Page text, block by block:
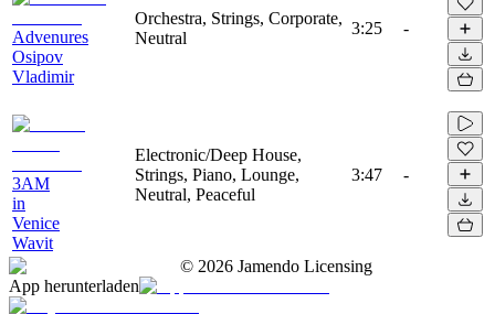
Advenures
Osipov
Vladimir
Orchestra, Strings, Corporate,
Neutral
3:25 -
3AM
in
Venice
Wavit
Electronic/Deep House,
Strings, Piano, Lounge,
Neutral, Peaceful
3:47 -
© 2026 Jamendo Licensing
App herunterladen